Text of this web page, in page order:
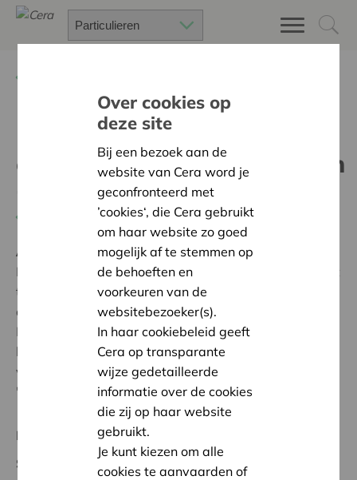
communicatiemogelijkheden
- Borstvoeding
Terug naar overzicht
Ambitie:
Warme en zorgzame buurten voor iedereen
Promotie van onze vereniging door postkaartjes om uit
te delen, T-shirts en beachflag om op te vallen tijdens
de gezinsfestivals, waar we de Babybar houden.
Printer, papier en inkt om verdere communicatie te
kunnen waarborgen. Ook financiële ondersteuning
voor de website, want dit is jaarlijks een hele
'boterham' voor onze kleine vzw.
Regionaal Project
Startdatum:
23/05/2024
Over cookies op
deze site
Bij een bezoek aan de
website van Cera word je
geconfronteerd met
’cookies‘, die Cera gebruikt
om haar website zo goed
mogelijk af te stemmen op
de behoeften en
voorkeuren van de
websitebezoeker(s).
In haar cookiebeleid geeft
Cera op transparante
wijze gedetailleerde
informatie over de cookies
die zij op haar website
gebruikt.
Je kunt kiezen om alle
cookies te aanvaarden of